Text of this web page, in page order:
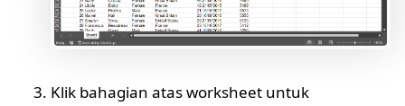
Klik bahagian atas worksheet untuk